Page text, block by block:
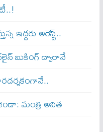
ఇద్దరు అరెస్ట్..
బుకింగ్ ద్వారానే
మంత్రి అనిత